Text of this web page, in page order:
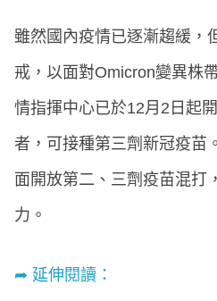
雖然國內疫情已逐漸趨緩，
戒，以面對Omicron變異株
情指揮中心已於12月2日起
者，可接種第三劑新冠疫苗
面開放第二、三劑疫苗混打
力。
➦ 延伸閱讀：